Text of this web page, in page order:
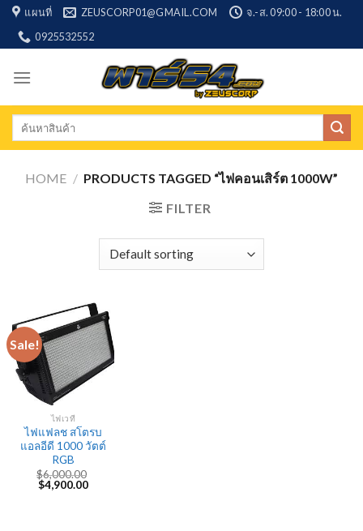
Skip
content
แผนที่ ZEUSCORP01@GMAIL.COM
จ.-ส. 09:00 - 18:00 น.
0925532552
Search
HOME / PRODUCTS TAGGED “ไฟคอนเสิร์ต 1000W”
FILTER
Sale!
ไฟเวที
ไฟแฟลช สโตรบ
แอลอีดี 1000 วัตต์
RGB
$6,000.00
Original
price
$4,900.00Current